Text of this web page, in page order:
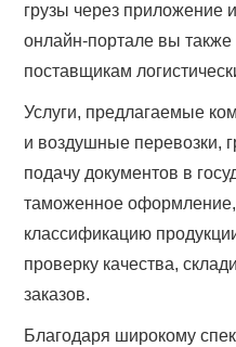
грузы через приложение
онлайн-портале вы также
поставщикам
Услуги, предлагаемые
и воздушные перевозки,
подачу документов в
таможенное
классификацию
проверку качества,
заказов.
Благодаря широкому